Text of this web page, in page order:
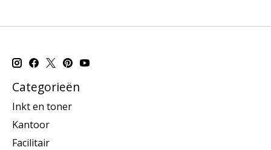
Categorieën
Inkt en toner
Kantoor
Facilitair